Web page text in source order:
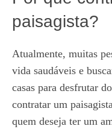
paisagista?
Atualmente, muitas
vida saudáveis e
casas para desfrutar
contratar um
quem deseja ter um